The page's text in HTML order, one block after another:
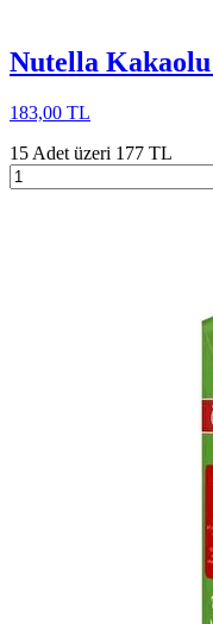
Nutella Kakaolu
183,00 TL
15 Adet üzeri 177 TL